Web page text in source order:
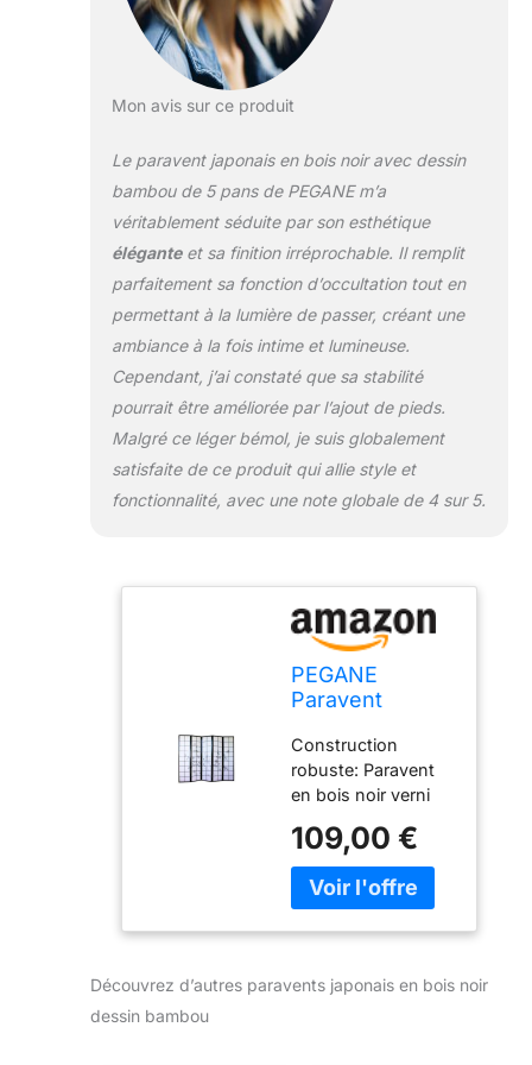
H175 x P2 cm
Matériaux de
qualité: Bois -
10 kg Design
authentique:
Paravent de style
japonais à 5 pans
avec motif décoratif
de bambou noir sur
fond blanc en
papier de riz Facilité
d'utilisation:
léger avec charnière
bidirectionnelle
permettant un
positionnement
espace
Mon avis sur ce produit
Le paravent japonais en bois noir avec dessin
bambou de 5 pans de PEGANE m’a
véritablement séduite par son esthétique
éléganteet sa finition irréprochable. Il remplit
parfaitement sa fonction d’occultation tout en
permettant à la lumière de passer, créant une
ambiance à la fois intime et lumineuse.
Cependant, j’ai constaté que sa stabilité
pourrait être améliorée par l’ajout de pieds.
Malgré ce léger bémol, je suis globalement
satisfaite de ce produit qui allie style et
fonctionnalité, avec une note globale de 4 sur 5.
PEGANE
Paravent
Bois Noir 5
pans
Construction
robuste: Paravent
en bois noir verni
bambou, composé
d'une structure
solide avec
un côté et papier de
109,00 €
Découvrez d’autres paravents japonais en bois noir
dessin bambou